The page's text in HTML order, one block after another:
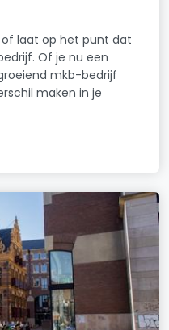
laat op het punt dat
Of je nu een
mkb-bedrijf
maken in je